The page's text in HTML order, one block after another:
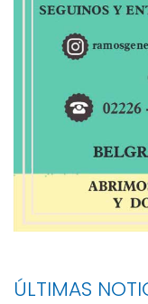
ÚLTIMAS